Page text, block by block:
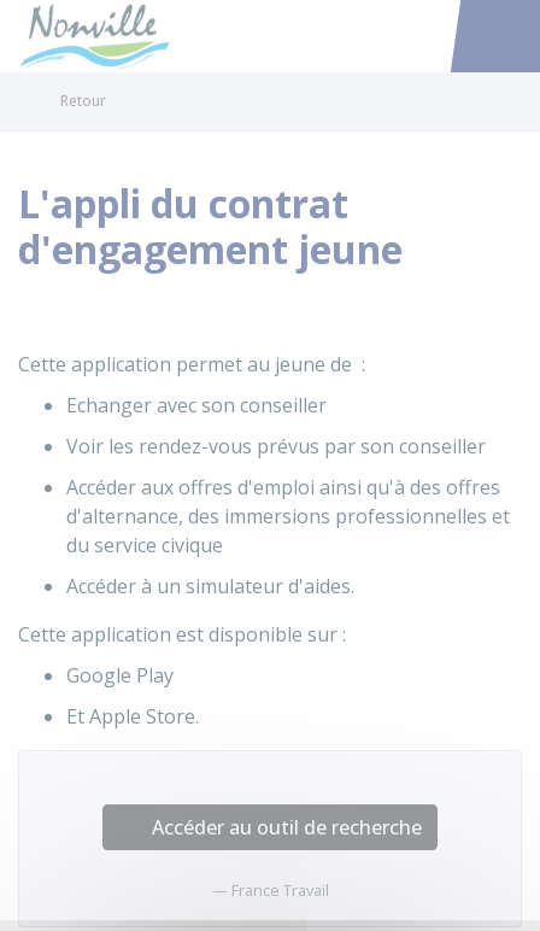
Accéder
Retour
L'appli du contrat
d'engagement jeune
Cette application permet au jeune de :
Echanger avec son conseiller
Voir les rendez-vous prévus par son conseiller
Accéder aux offres d'emploi ainsi qu'à des offres
d'alternance, des immersions professionnelles et
du service civique
Accéder à un simulateur d'aides.
Cette application est disponible sur :
Google Play
Et Apple Store.
Accéder au outil de recherche
France Travail